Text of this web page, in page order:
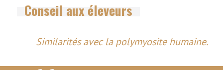
Conseil aux éleveurs
Similarités avec la polymyosite humaine.